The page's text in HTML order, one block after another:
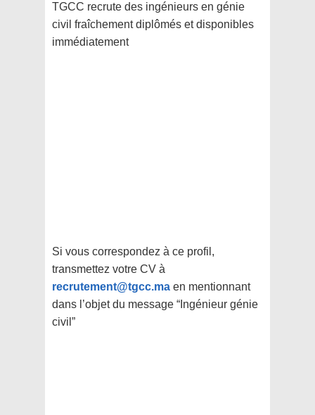
TGCC recrute des ingénieurs en génie
civil fraîchement diplômés et disponibles
immédiatement
Si vous correspondez à ce profil,
transmettez votre CV à
recrutement@tgcc.ma en mentionnant
dans l’objet du message “Ingénieur génie
civil”